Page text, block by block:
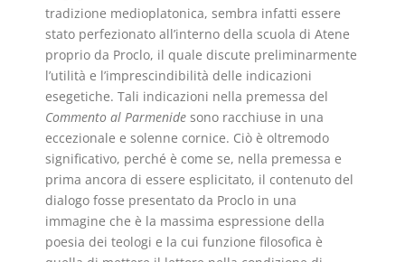
tradizione medioplatonica, sembra infatti essere
stato perfezionato all’interno della scuola di Atene
proprio da Proclo, il quale discute preliminarmente
l’utilità e l’imprescindibilità delle indicazioni
esegetiche. Tali indicazioni nella premessa del
Commento al Parmenide sono racchiuse in una
eccezionale e solenne cornice. Ciò è oltremodo
significativo, perché è come se, nella premessa e
prima ancora di essere esplicitato, il contenuto del
dialogo fosse presentato da Proclo in una
immagine che è la massima espressione della
poesia dei teologi e la cui funzione filosofica è